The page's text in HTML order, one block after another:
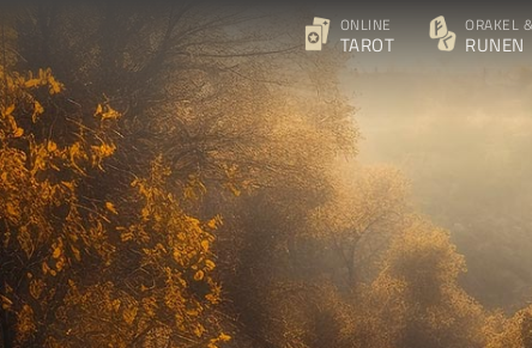
ONLINE
TAROT
ORAKEL &
RUNEN